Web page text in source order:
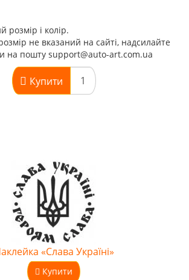
розмір і колір.
не вказаний на сайті, надсилайте
на пошту support@auto-art.com.ua
Купити
«Слава Україні»
Купити